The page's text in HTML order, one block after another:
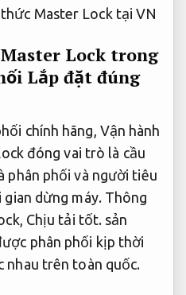
Lock trong
Lắp đặt đúng
chính hãng, Vận hành
đóng vai trò là cầu
phân phối và người tiêu
gian dừng máy. Thông
Chịu tải tốt. sản
phân phối kịp thời
nhau trên toàn quốc.